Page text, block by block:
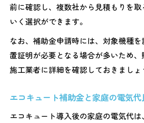
前に確認し、複数社から見積もりを
いく選択ができます。
なお、補助金申請時には、対象機種
置証明が必要となる場合が多いため
施工業者に詳細を確認しておきましょ
エコキュート補助金と家庭の電気
エコキュート導入後の家庭の電気代